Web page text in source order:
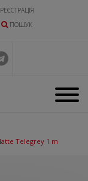
РЕЄСТРАЦІЯ
ПОШУК
Telegrey 1 m